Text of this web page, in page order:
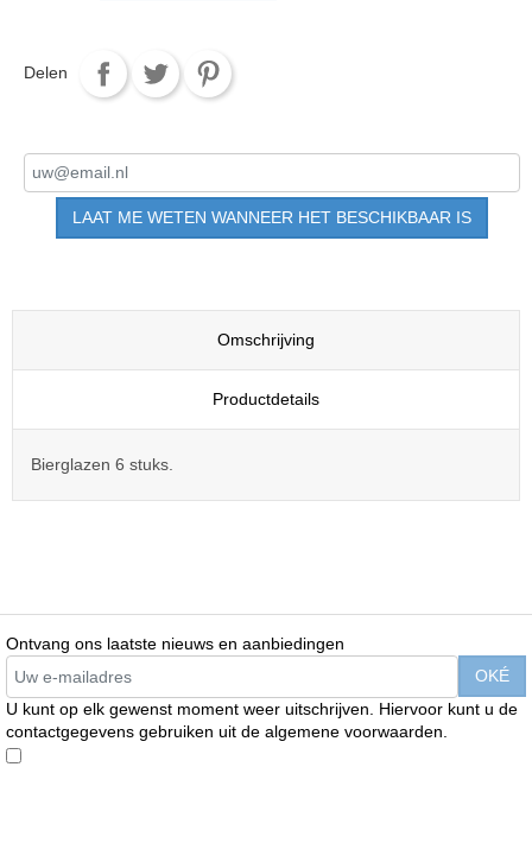
Delen
LAAT ME WETEN WANNEER HET BESCHIKBAAR IS
Omschrijving
Productdetails
Bierglazen 6 stuks.
Ontvang ons laatste nieuws en aanbiedingen
U kunt op elk gewenst moment weer uitschrijven. Hiervoor kunt u de
contactgegevens gebruiken uit de algemene voorwaarden.